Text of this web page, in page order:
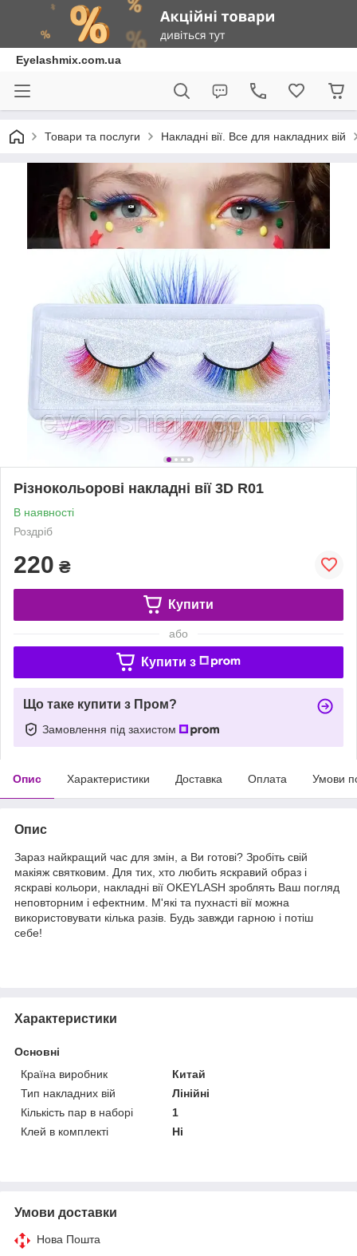
Eyelashmix.com.ua
Товари та послуги Накладні вії. Все для накладних вій
Різнокольорові накладні вії 3D R01
В наявності
Роздріб
220 ₴
Купити
або
Купити з
Що таке купити з Пром?
Замовлення під захистом
Опис Характеристики Доставка Оплата Умови
Опис
Зараз найкращий час для змін, а Ви готові? Зробіть свій
макіяж святковим. Для тих, хто любить яскравий образ і
яскраві кольори, накладні вії OKEYLASH зроблять Ваш погляд
неповторним і ефектним. М'які та пухнасті вії можна
використовувати кілька разів. Будь завжди гарною і потіш
себе!
Характеристики
Основні
Країна виробник
Китай
Тип накладних вій
Лінійні
Кількість пар в наборі
1
Клей в комплекті
Ні
Умови доставки
Нова Пошта